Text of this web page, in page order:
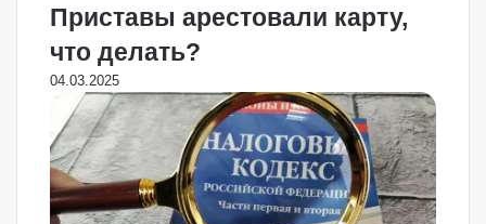
Приставы арестовали карту,
что делать?
04.03.2025